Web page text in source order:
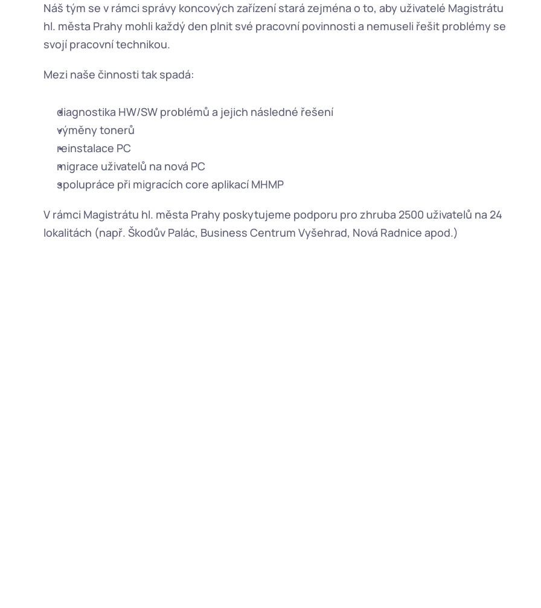
Náš tým se v rámci správy koncových zařízení stará zejména o to, aby uživatelé Magistrátu
hl. města Prahy mohli každý den plnit své pracovní povinnosti a nemuseli řešit problémy se
svojí pracovní technikou.
Mezi naše činnosti tak spadá:
diagnostika HW/SW problémů a jejich následné řešení
výměny tonerů
reinstalace PC
migrace uživatelů na nová PC
spolupráce při migracích core aplikací MHMP
V rámci Magistrátu hl. města Prahy poskytujeme podporu pro zhruba 2500 uživatelů na 24
lokalitách (např. Škodův Palác, Business Centrum Vyšehrad, Nová Radnice apod.)